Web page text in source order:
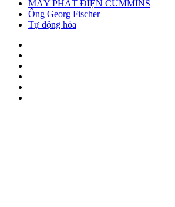
MÁY PHÁT ĐIỆN CUMMINS
Ống Georg Fischer
Tự động hóa